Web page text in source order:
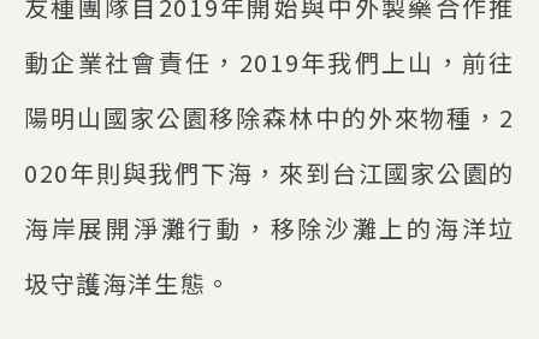
動企業社會責任，2019年我們上山，前往
陽明山國家公園移除森林中的外來物種，2
020年則與我們下海，來到台江國家公園的
海岸展開淨灘行動，移除沙灘上的海洋垃
圾守護海洋生態。